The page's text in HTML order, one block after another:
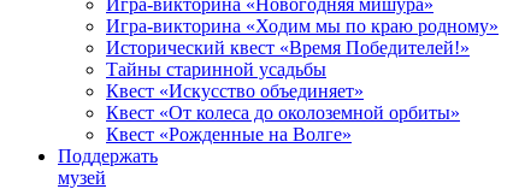
Игра-викторина «Новогодняя мишура»
Игра-викторина «Ходим мы по краю родному»
Исторический квест «Время Победителей!»
Тайны старинной усадьбы
Квест «Искусство объединяет»
Квест «От колеса до околоземной орбиты»
Квест «Рожденные на Волге»
Поддержать
музей